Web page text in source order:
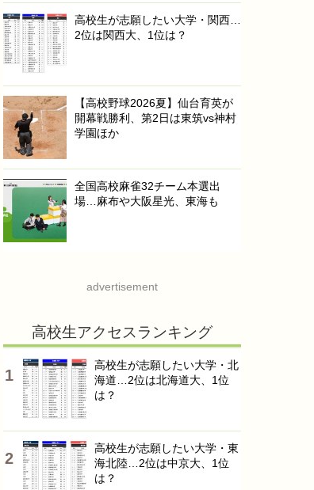
高校生が志願したい大学・関西…
2位は関西大、1位は？
【高校野球2026夏】仙台育英が
開幕戦勝利、第2日は東筑vs神村
学園ほか
全国高校麻雀32チーム本選出
場…麻布や大阪星光、東海も
advertisement
高校生アクセスランキング
高校生が志願したい大学・北
海道…2位は北海道大、1位
は？
高校生が志願したい大学・東
海北陸…2位は中京大、1位
は？